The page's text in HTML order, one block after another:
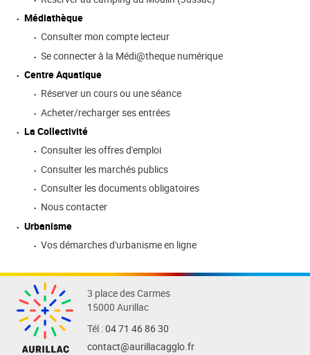
Médiathèque
Consulter mon compte lecteur
Se connecter à la Médi@theque numérique
Centre Aquatique
Réserver un cours ou une séance
Acheter/recharger ses entrées
La Collectivité
Consulter les offres d'emploi
Consulter les marchés publics
Consulter les documents obligatoires
Nous contacter
Urbanisme
Vos démarches d'urbanisme en ligne
3 place des Carmes
15000 Aurillac
Tél :04 71 46 86 30
contact@aurillacagglo.fr